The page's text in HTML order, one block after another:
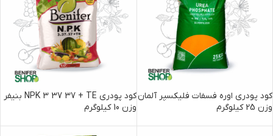
کود پودری اوره فسفات فلیکسپر آلمان
وزن 25 کیلوگرم
کود پودری NPK 3 37 37 + TE بنیفر
وزن 10 کیلوگرم